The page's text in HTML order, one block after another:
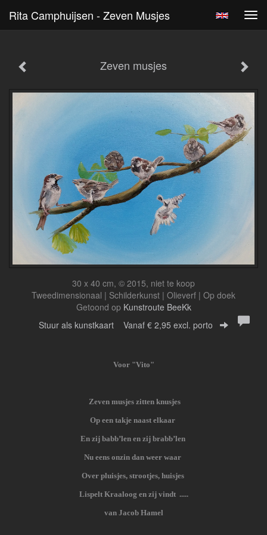
Rita Camphuijsen - Zeven Musjes
Zeven musjes
30 x 40 cm, © 2015, niet te koop
Tweedimensionaal | Schilderkunst | Olieverf | Op doek
Getoond op Kunstroute BeeKk
Stuur als kunstkaart Vanaf € 2,95 excl. porto
Voor "Vito"
Zeven musjes zitten knusjes
Op een takje naast elkaar
En zij babb’len en zij brabb’len
Nu eens onzin dan weer waar
Over pluisjes, strootjes, huisjes
Lispelt Kraaloog en zij vindt .....
van Jacob Hamel